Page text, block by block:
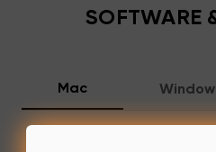
SOFTWARE
Mac